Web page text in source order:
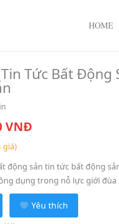
HOME
Tức Bất Động
VNĐ
giá)
động sản tin tức bất động
dụng trong nỗ lực giới đùa
Yêu thích